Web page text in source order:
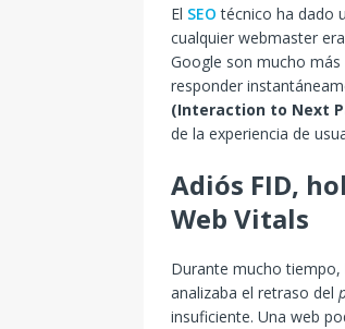
El SEO técnico ha dado
cualquier webmaster
Google son mucho más
responder
(Interaction to Next
de la experiencia de
Adiós FID,
Web Vitals
Durante mucho tiempo,
analizaba el retraso del
insuficiente. Una web